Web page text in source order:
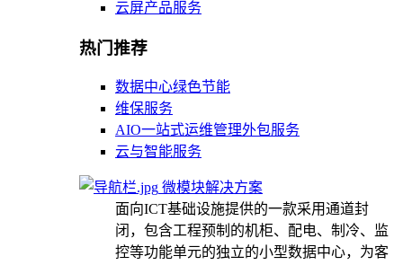
云屏产品服务
热门推荐
数据中心绿色节能
维保服务
AIO一站式运维管理外包服务
云与智能服务
微模块解决方案
面向ICT基础设施提供的一款采用通道封
闭，包含工程预制的机柜、配电、制冷、监
控等功能单元的独立的小型数据中心，为客